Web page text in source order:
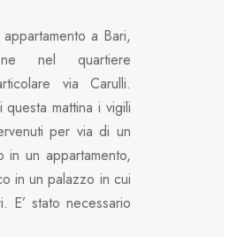
a Bari,
nel quartiere
via Carulli.
mattina i vigili
per via di un
in un appartamento,
in un palazzo in cui
E’ stato necessario